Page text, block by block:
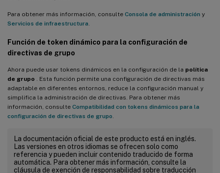
Para obtener más información, consulte Consola de administración y
Servicios de infraestructura
Función de token dinámico para la configuración de
directivas de grupo
Ahora puede usar tokens dinámicos en la configuración de la política
de grupo . Esta función permite una configuración de directivas más
adaptable en diferentes entornos, reduce la configuración manual y
simplifica la administración de directivas. Para obtener más
información, consulte Compatibilidad con tokens dinámicos para la
configuración de directivas de grupo
La documentación oficial de este producto está en inglés.
Las versiones en otros idiomas se ofrecen solo como
referencia y pueden incluir contenido traducido de forma
automática. Para obtener más información, consulte la
cláusula de exención de responsabilidad sobre traducción